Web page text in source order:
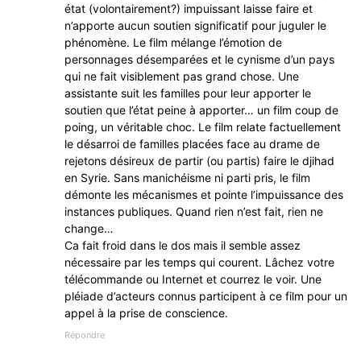
état (volontairement?) impuissant laisse faire et
n’apporte aucun soutien significatif pour juguler le
phénomène. Le film mélange l’émotion de
personnages désemparées et le cynisme d’un pays
qui ne fait visiblement pas grand chose. Une
assistante suit les familles pour leur apporter le
soutien que l’état peine à apporter… un film coup de
poing, un véritable choc. Le film relate factuellement
le désarroi de familles placées face au drame de
rejetons désireux de partir (ou partis) faire le djihad
en Syrie. Sans manichéisme ni parti pris, le film
démonte les mécanismes et pointe l’impuissance des
instances publiques. Quand rien n’est fait, rien ne
change…
Ca fait froid dans le dos mais il semble assez
nécessaire par les temps qui courent. Lâchez votre
télécommande ou Internet et courrez le voir. Une
pléiade d’acteurs connus participent à ce film pour un
appel à la prise de conscience.
Répondre